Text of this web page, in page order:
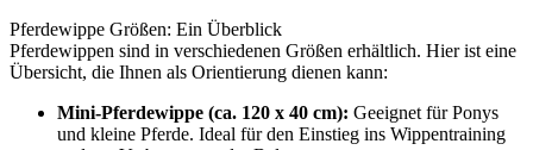
Pferdewippe Größen: Ein Überblick
Pferdewippen sind in verschiedenen Größen erhältlich. Hier ist eine
Übersicht, die Ihnen als Orientierung dienen kann:
Mini-Pferdewippe (ca. 120 x 40 cm): Geeignet für Ponys
und kleine Pferde. Ideal für den Einstieg ins Wippentraining